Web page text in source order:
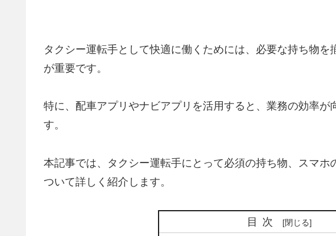
タクシー運転手として快適に働くためには、必要な持ち物を
が重要です。
特に、配車アプリやナビアプリを活用すると、業務の効率が
す。
本記事では、タクシー運転手にとって必須の持ち物、スマホ
ついて詳しく紹介します。
目次